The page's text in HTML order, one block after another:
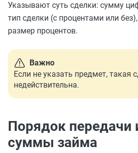
Указывают суть сделки: сумму
тип сделки (с процентами или
размер процентов.
Важно
Если не указать предмет, такая
недействительна.
Порядок передачи
суммы займа